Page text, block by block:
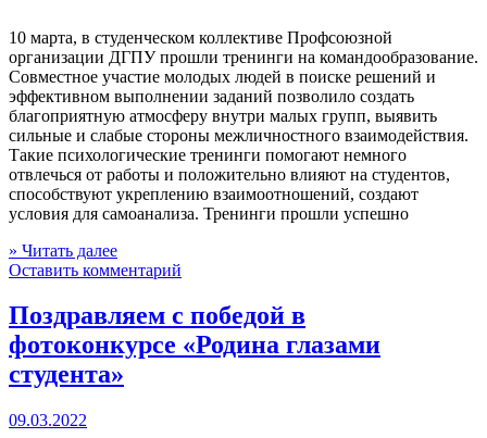
10 марта, в студенческом коллективе Профсоюзной
организации ДГПУ прошли тренинги на командообразование.
Совместное участие молодых людей в поиске решений и
эффективном выполнении заданий позволило создать
благоприятную атмосферу внутри малых групп, выявить
сильные и слабые стороны межличностного взаимодействия.
Такие психологические тренинги помогают немного
отвлечься от работы и положительно влияют на студентов,
способствуют укреплению взаимоотношений, создают
условия для самоанализа. Тренинги прошли успешно
» Читать далее
Оставить комментарий
Поздравляем с победой в
фотоконкурсе «Родина глазами
студента»
09.03.2022